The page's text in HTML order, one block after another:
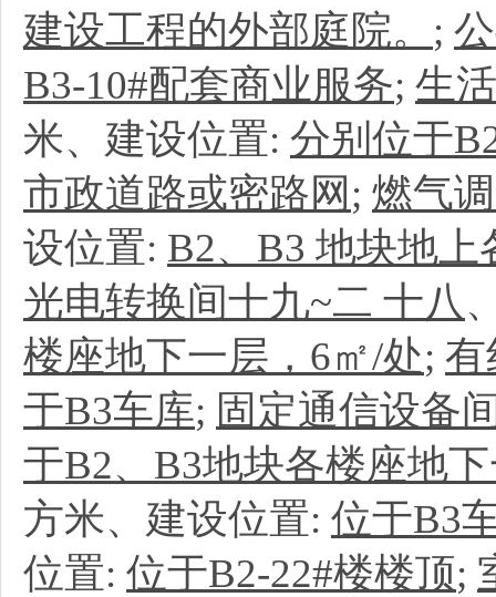
建设工程的外部庭院。 ;
B3-10#配套商业服务; 生
米、建设位置: 分别位于
市政道路或密路网; 燃气
设位置: B2、B3 地块地
光电转换间十九~二 十八
楼座地下一层，6㎡/处; 有
于B3车库; 固定通信设备
于B2、B3地块各楼座地
方米、建设位置: 位于B3
位置: 位于B2-22#楼楼顶;